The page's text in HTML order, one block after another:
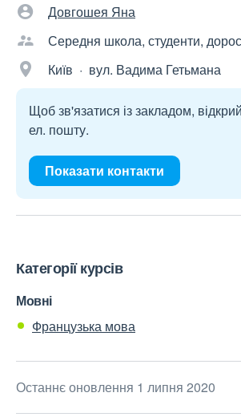
Довгошея Яна
Середня школа, студенти,
Київ · вул. Вадима Гетьмана
Щоб зв'язатися із закладом,
ел. пошту.
Показати контакти
Категорії курсів
Мовні
Французька мова
Останнє оновлення 1 липня 2020